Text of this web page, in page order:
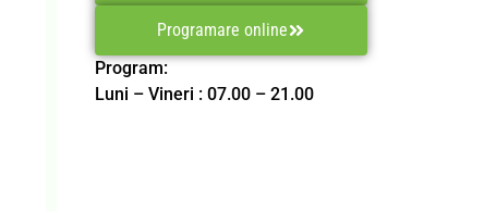
Programare online
Program:
Luni – Vineri : 07.00 – 21.00